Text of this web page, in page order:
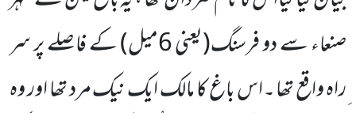
صنعاء سے دو فرسنگ(یعنی6میل)کے فاصلے پر سر
ِراہ واقع تھا ۔اس باغ کا مالک ایک نیک مرد تھا اور وہ